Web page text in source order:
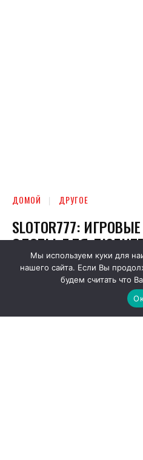
Мы используем куки для
нашего сайта. Если Вы
будем считать что